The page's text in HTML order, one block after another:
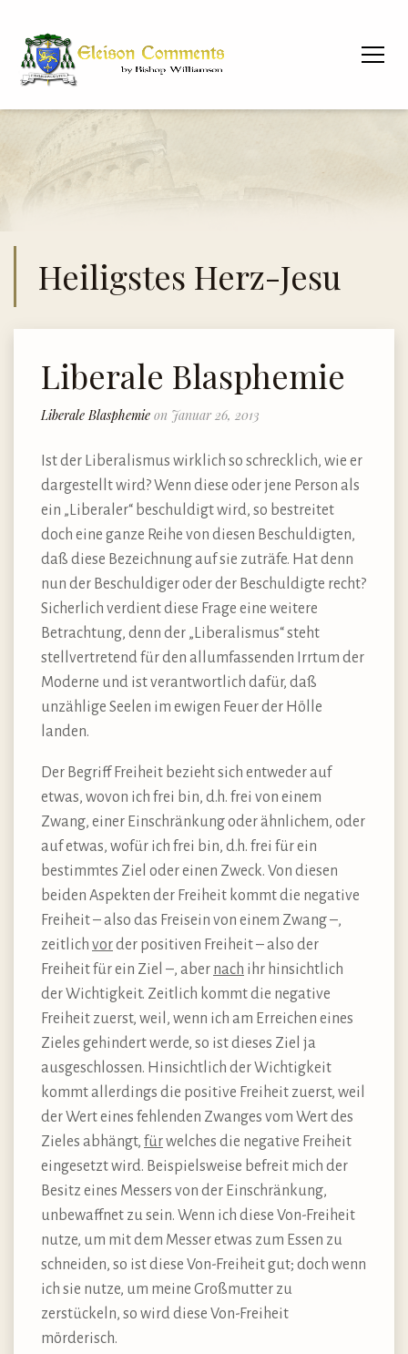
Heiligstes Herz-Jesu
Liberale Blasphemie
Liberale Blasphemie on Januar 26, 2013
Ist der Liberalismus wirklich so schrecklich, wie er
dargestellt wird? Wenn diese oder jene Person als
ein „Liberaler“ beschuldigt wird, so bestreitet
doch eine ganze Reihe von diesen Beschuldigten,
daß diese Bezeichnung auf sie zuträfe. Hat denn
nun der Beschuldiger oder der Beschuldigte recht?
Sicherlich verdient diese Frage eine weitere
Betrachtung, denn der „Liberalismus“ steht
stellvertretend für den allumfassenden Irrtum der
Moderne und ist verantwortlich dafür, daß
unzählige Seelen im ewigen Feuer der Hölle
landen.
Der Begriff Freiheit bezieht sich entweder auf
etwas, wovon ich frei bin, d.h. frei von einem
Zwang, einer Einschränkung oder ähnlichem, oder
auf etwas, wofür ich frei bin, d.h. frei für ein
bestimmtes Ziel oder einen Zweck. Von diesen
beiden Aspekten der Freiheit kommt die negative
Freiheit – also das Freisein von einem Zwang –,
zeitlich vorder positiven Freiheit – also der
Freiheit für ein Ziel –, aber nach ihr hinsichtlich
der Wichtigkeit. Zeitlich kommt die negative
Freiheit zuerst, weil, wenn ich am Erreichen eines
Zieles gehindert werde, so ist dieses Ziel ja
ausgeschlossen. Hinsichtlich der Wichtigkeit
kommt allerdings die positive Freiheit zuerst, weil
der Wert eines fehlenden Zwanges vom Wert des
Zieles abhängt, fürwelches die negative Freiheit
eingesetzt wird. Beispielsweise befreit mich der
Besitz eines Messers von der Einschränkung,
unbewaffnet zu sein. Wenn ich diese Von-Freiheit
nutze, um mit dem Messer etwas zum Essen zu
schneiden, so ist diese Von-Freiheit gut; doch wenn
ich sie nutze, um meine Großmutter zu
zerstückeln, so wird diese Von-Freiheit
mörderisch.